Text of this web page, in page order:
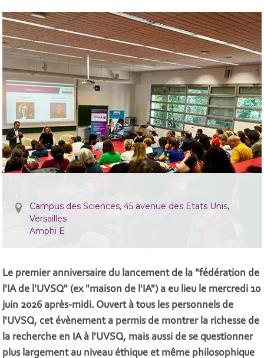
Campus des Sciences, 45 avenue des Etats Unis,
Versailles
Amphi E
Le premier anniversaire du lancement de la "fédération de
l'IA de l'UVSQ" (ex "maison de l'IA") a eu lieu le mercredi 10
juin 2026 après-midi. Ouvert à tous les personnels de
l'UVSQ, cet évènement a permis de montrer la richesse de
la recherche en IA à l'UVSQ, mais aussi de se questionner
plus largement au niveau éthique et même philosophique